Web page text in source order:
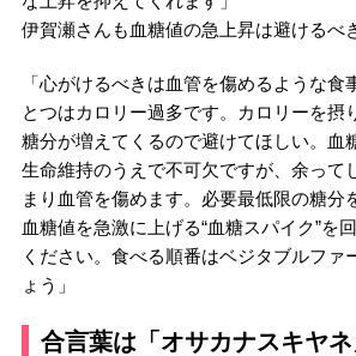
伊賀瀬さんも血糖値の急上昇は避けるべ
「心がけるべきは血管を傷めるような食
とつはカロリー過多です。カロリーを摂
糖分が増えてくるので避けてほしい。血
生命維持のうえで不可欠ですが、余って
まり血管を傷めます。必要最低限の糖分
血糖値を急激に上げる“血糖スパイク”を
ください。食べる順番はベジタブルファ
ょう」
合言葉は「オサカナスキヤネ